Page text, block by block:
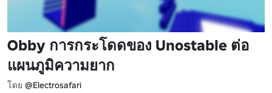
Obby การกระโดดของ Unostable ต่อ
แผนภูมิความยาก
โดย @Electrosafari